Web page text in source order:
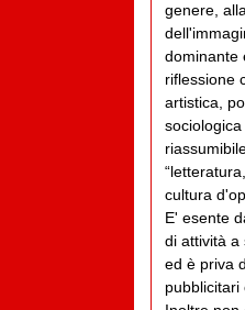
genere,
dominante
riflessione
artistica,
sociologica
cultura
E' esente
di attività a
ed è priva
pubblicitari